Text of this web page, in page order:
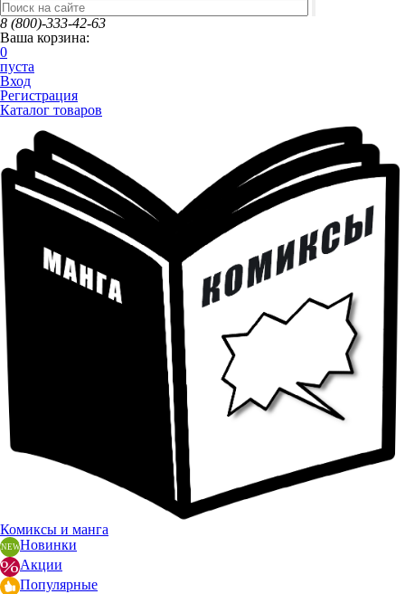
8 (800)-333-42-63
Ваша корзина:
0
пуста
Вход
Регистрация
Каталог товаров
Комиксы и манга
Новинки
Акции
Популярные